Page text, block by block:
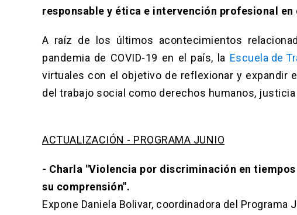
responsable y ética e intervención profesional
A raíz de los últimos acontecimientos
pandemia de COVID-19 en el país, la Escuela de
virtuales con el objetivo de reflexionar y expandir
del trabajo social como derechos humanos,
ACTUALIZACIÓN - PROGRAMA JUNIO
- Charla "Violencia por discriminación en
su comprensión".
Expone Daniela Bolivar, coordinadora del